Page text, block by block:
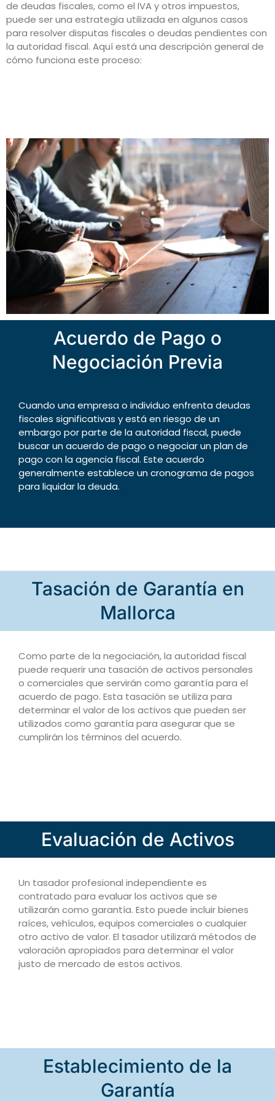
de deudas fiscales, como el IVA y otros impuestos,
puede ser una estrategia utilizada en algunos casos
para resolver disputas fiscales o deudas pendientes con
la autoridad fiscal. Aquí está una descripción general de
cómo funciona este proceso:
Acuerdo de Pago o
Negociación Previa
Cuando una empresa o individuo enfrenta deudas
fiscales significativas y está en riesgo de un
embargo por parte de la autoridad fiscal, puede
buscar un acuerdo de pago o negociar un plan de
pago con la agencia fiscal. Este acuerdo
generalmente establece un cronograma de pagos
para liquidar la deuda.
Tasación de Garantía en
Mallorca
Como parte de la negociación, la autoridad fiscal
puede requerir una tasación de activos personales
o comerciales que servirán como garantía para el
acuerdo de pago. Esta tasación se utiliza para
determinar el valor de los activos que pueden ser
utilizados como garantía para asegurar que se
cumplirán los términos del acuerdo.
Evaluación de Activos
Un tasador profesional independiente es
contratado para evaluar los activos que se
utilizarán como garantía. Esto puede incluir bienes
raíces, vehículos, equipos comerciales o cualquier
otro activo de valor. El tasador utilizará métodos de
valoración apropiados para determinar el valor
justo de mercado de estos activos.
Establecimiento de la
Garantía